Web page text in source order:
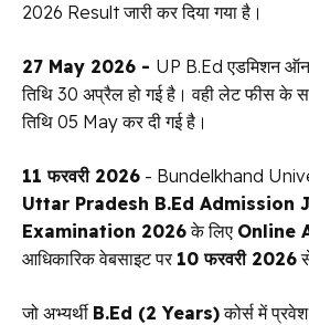
2026 Result जारी कर दिया गया है।
27 May 2026 - UP B.Ed एडमिशन
तिथि 30 अप्रैल हो गई है। वही लेट फीस के
तिथि 05 May कर दी गई है।
11 फरवरी 2026 - Bundelkhand
Uttar Pradesh B.Ed Admission
Examination 2026के लिए Online
आधिकारिक वेबसाइट पर 10 फरवरी 2026
जो अभ्यर्थी B.Ed (2 Years)कोर्स में